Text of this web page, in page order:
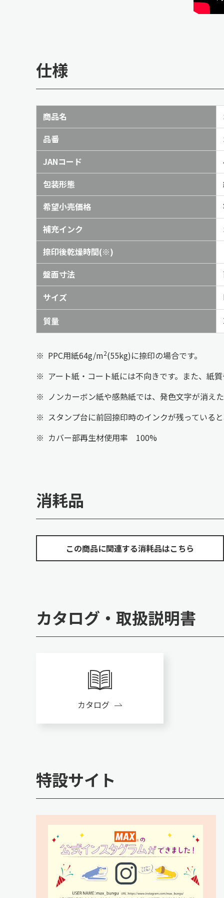
仕様
商品名
品番
JANコード
包装形態
希望小売価格
補充インク
捺印後乾燥時間(※)
盤面寸法
サイズ
質量
※ PPC用紙64g/m2(55kg)に捺印の場合です。
※ アート紙・コート紙には不向きです。また、紙
※ ノンカーボン紙や感熱紙では、発色文字が消え
※ スタンプ台に前回捺印時のインクが残っている
※ カバー部再生材使用率 100%
消耗品
この商品に関連する消耗品はこちら
カタログ・取扱説明書
カタログ
特設サイト